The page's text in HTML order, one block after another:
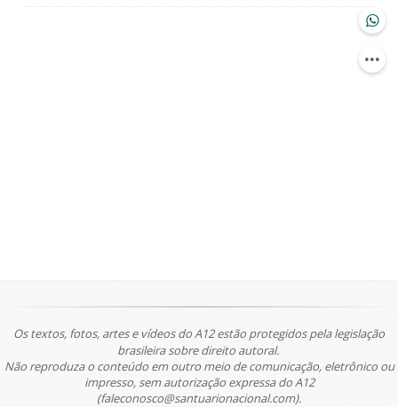
Os textos, fotos, artes e vídeos do A12 estão protegidos pela legislação
brasileira sobre direito autoral.
Não reproduza o conteúdo em outro meio de comunicação, eletrônico ou
impresso, sem autorização expressa do A12
(faleconosco@santuarionacional.com).